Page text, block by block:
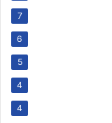
7
6
5
4
4